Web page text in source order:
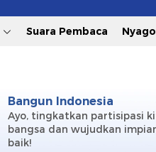
Terakhir yang dicari
Suara Pembaca
Bangun Indonesia
Ayo, tingkatkan partisipasi
bangsa dan wujudkan
baik!